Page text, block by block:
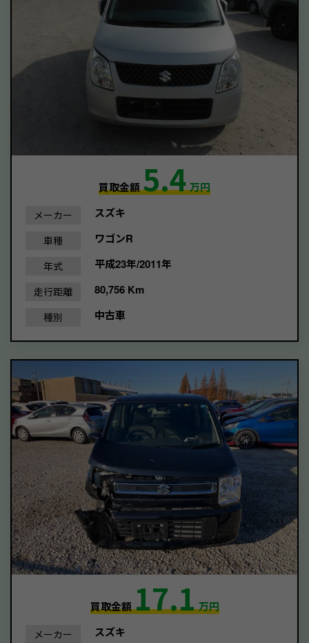
買取金額5.4万円
メーカー スズキ
車種 ワゴンR
年式 平成23年/2011年
走行距離 80,756 Km
種別 中古車
買取金額17.1万円
メーカー スズキ